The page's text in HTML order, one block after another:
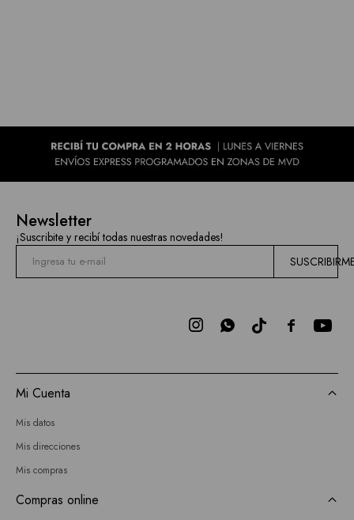
Newsletter
¡Suscribite y recibí todas nuestras novedades!

 
Mi Cuenta
Mis datos
Mis direcciones
Mis compras
Compras online